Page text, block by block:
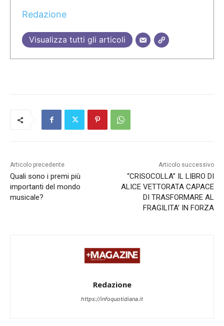
Redazione
Visualizza tutti gli articoli
Articolo precedente
Quali sono i premi più
importanti del mondo
musicale?
Articolo successivo
“CRISOCOLLA” IL LIBRO DI
ALICE VETTORATA CAPACE
DI TRASFORMARE AL
FRAGILITA’ IN FORZA
Redazione
https://infoquotidiana.it